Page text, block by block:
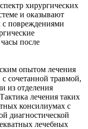
хирургических
и оказывают
повреждениями
после
опытом лечения
сочетанной травмой,
из отделения
лечения таких
консилиумах с
диагностической
лечебных